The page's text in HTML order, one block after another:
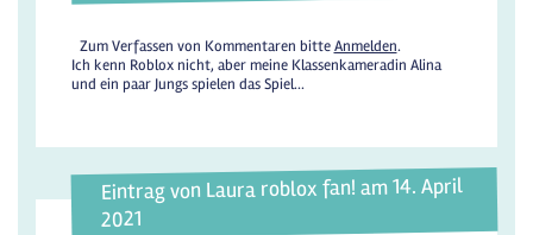
Zum Verfassen von Kommentaren bitteAnmelden.
Ich kenn Roblox nicht, aber meine Klassenkameradin Alina
und ein paar Jungs spielen das Spiel...
Eintrag von Laura roblox fan! am 14. April
2021